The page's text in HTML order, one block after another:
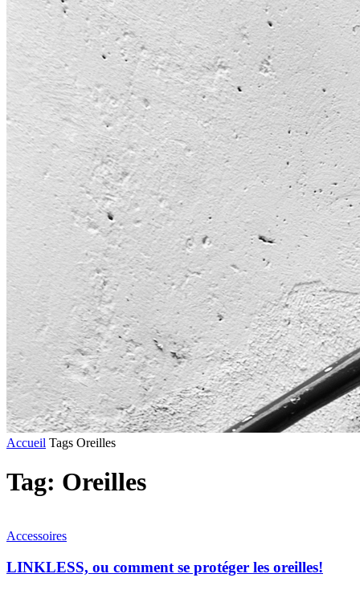
Accueil Tags Oreilles
Tag: Oreilles
Accessoires
LINKLESS, ou comment se protéger les oreilles!